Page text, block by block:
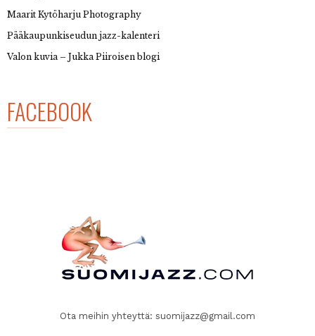
Maarit Kytöharju Photography
Pääkaupunkiseudun jazz-kalenteri
Valon kuvia – Jukka Piiroisen blogi
FACEBOOK
Ota meihin yhteyttä: suomijazz@gmail.com